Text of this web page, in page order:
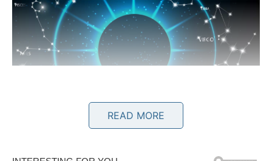
MESH (OVAN) – KARMičKA
Za MESH energija Marsa donosi snažnu potrebu za
READ MORE